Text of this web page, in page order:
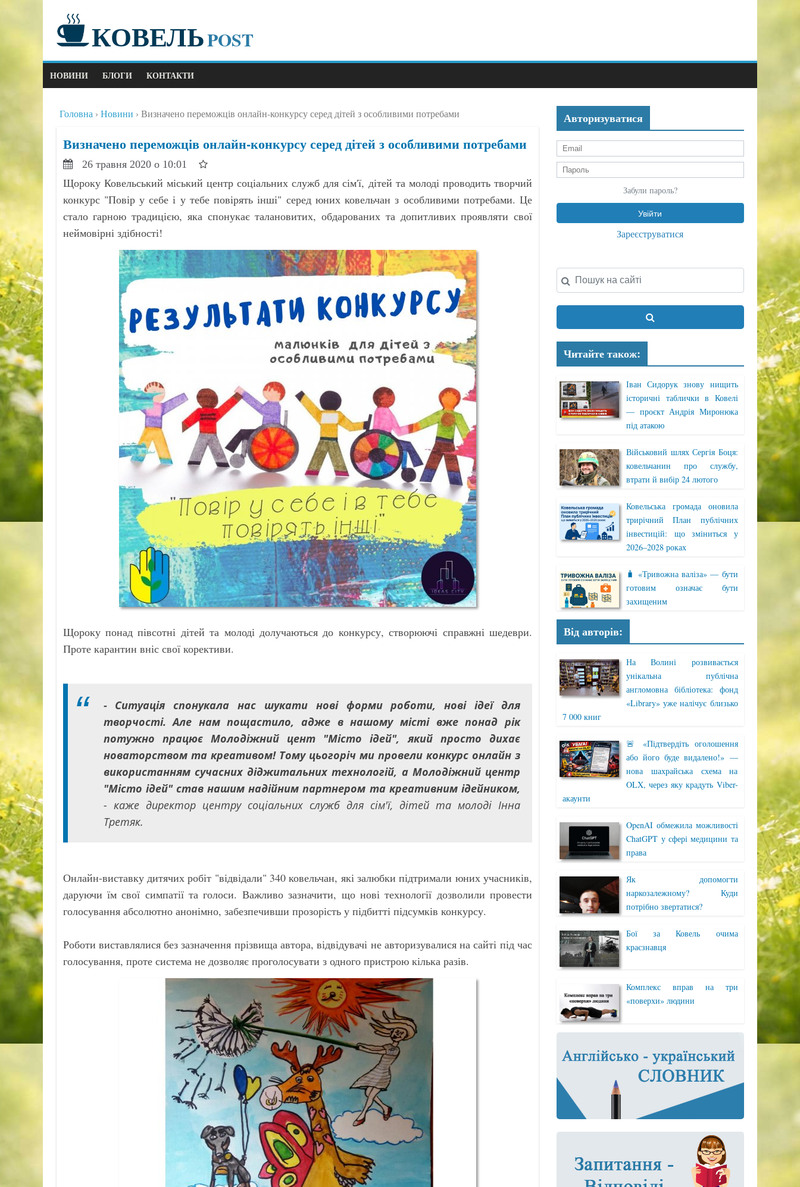
КОВЕЛЬPOST
НОВИНИ БЛОГИ КОНТАКТИ
Головна Новини Визначено переможців онлайн-конкурсу серед дітей з особливими потребами
Визначено переможців онлайн-конкурсу серед дітей з особливими потребами
26 травня 2020 о 10:01
Щороку Ковельський міський центр соціальних служб для сім'ї, дітей та молоді проводить творчий
конкурс "Повір у себе і у тебе повірять інші" серед юних ковельчан з особливими потребами. Це
стало гарною традицією, яка спонукає талановитих, обдарованих та допитливих проявляти свої
неймовірні здібності!
Щороку понад півсотні дітей та молоді долучаються до конкурсу, створюючі справжні шедеври.
Проте карантин вніс свої корективи.
- Ситуація спонукала нас шукати нові форми роботи, нові ідеї для
творчості. Але нам пощастило, адже в нашому місті вже понад рік
потужно працює Молодіжний цент "Місто ідей", який просто дихає
новаторством та креативом! Тому цьогоріч ми провели конкурс онлайн з
використанням сучасних діджитальних технологій, а Молодіжний центр
"Місто ідей" став нашим надійним партнером та креативним ідейником,
- каже директор центру соціальних служб для сім'ї, дітей та молоді Інна
Третяк.
Онлайн-виставку дитячих робіт "відвідали" 340 ковельчан, які залюбки підтримали юних учасників,
даруючи їм свої симпатії та голоси. Важливо зазначити, що нові технології дозволили провести
голосування абсолютно анонімно, забезпечивши прозорість у підбитті підсумків конкурсу.
Роботи виставлялися без зазначення прізвища автора, відвідувачі не авторизувалися на сайті під час
голосування, проте система не дозволяє проголосувати з одного пристрою кілька разів.
Авторизуватися
Забули пароль?
Зареєструватися
Читайте також:
Іван Сидорук знову нищить
історичні таблички в Ковелі
— проєкт Андрія Миронюка
під атакою
Військовий шлях Сергія Боця:
ковельчанин про службу,
втрати й вибір 24 лютого
Ковельська громада оновила
трирічний План публічних
інвестицій: що зміниться у
2026–2028 роках
🧳 «Тривожна валіза» — бути
готовим означає бути
захищеним
Від авторів:
На Волині розвивається
унікальна публічна
англомовна бібліотека: фонд
«Library» уже налічує близько
7 000 книг
🚨 «Підтвердіть оголошення
або його буде видалено!» —
нова шахрайська схема на
OLX, через яку крадуть Viber-
акаунти
OpenAI обмежила можливості
ChatGPT у сфері медицини та
права
Як допомогти
наркозалежному? Куди
потрібно звертатися?
Бої за Ковель очима
краєзнавця
Комплекс вправ на три
«поверхи» людини